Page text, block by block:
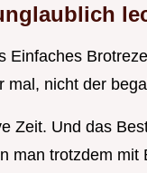
Einfaches
mal, nicht der
Zeit. Und das
man trotzdem